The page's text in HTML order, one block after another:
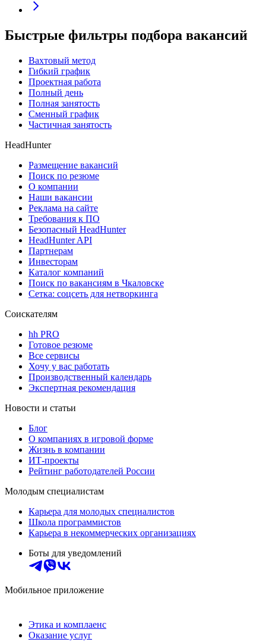
Быстрые фильтры подбора вакансий
Вахтовый метод
Гибкий график
Проектная работа
Полный день
Полная занятость
Сменный график
Частичная занятость
HeadHunter
Размещение вакансий
Поиск по резюме
О компании
Наши вакансии
Реклама на сайте
Требования к ПО
Безопасный HeadHunter
HeadHunter API
Партнерам
Инвесторам
Каталог компаний
Поиск по вакансиям в Чкаловске
Сетка: соцсеть для нетворкинга
Соискателям
hh PRO
Готовое резюме
Все сервисы
Хочу у вас работать
Производственный календарь
Экспертная рекомендация
Новости и статьи
Блог
О компаниях в игровой форме
Жизнь в компании
ИТ-проекты
Рейтинг работодателей России
Молодым специалистам
Карьера для молодых специалистов
Школа программистов
Карьера в некоммерческих организациях
Боты для уведомлений
Мобильное приложение
Этика и комплаенс
Оказание услуг